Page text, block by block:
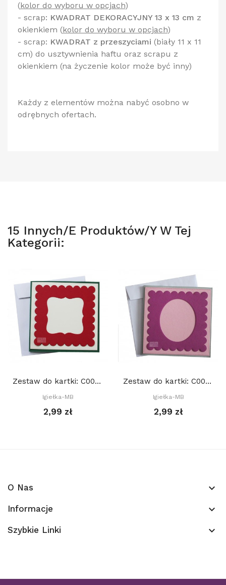
(kolor do wyboru w opcjach)
- scrap: KWADRAT DEKORACYJNY 13 x 13 cm z
okienkiem (kolor do wyboru w opcjach)
- scrap: KWADRAT z przeszyciami (biały 11 x 11
cm) do usztywnienia haftu oraz scrapu z
okienkiem (na życzenie kolor może być inny)
Każdy z elementów można nabyć osobno w
odrębnych ofertach.
15 Innych/e Produktów/y W Tej
Kategorii:
Zestaw do kartki: C004 S10d, Baza 15x15 cm:...
Igiełka-MB
2,99 zł
Zestaw do kartki: C003 S10c, Baza 15x15 cm:...
Igiełka-MB
2,99 zł
O Nas keyboard_arrow_down
Informacje keyboard_arrow_down
Szybkie Linki keyboard_arrow_down